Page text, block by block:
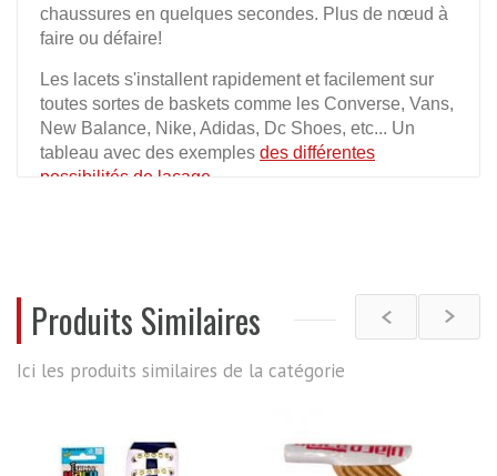
chaussures en quelques secondes. Plus de nœud à
faire ou défaire!
Les lacets s'installent rapidement et facilement sur
toutes sortes de baskets comme les Converse, Vans,
New Balance, Nike, Adidas, Dc Shoes, etc... Un
tableau avec des exemples des différentes
possibilités de laçage
Produits Similaires
Ici les produits similaires de la catégorie